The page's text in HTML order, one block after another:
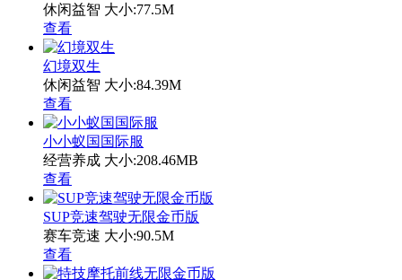
休闲益智 大小:77.5M
查看
幻境双生
休闲益智 大小:84.39M
查看
小小蚁国国际服
经营养成 大小:208.46MB
查看
SUP竞速驾驶无限金币版
赛车竞速 大小:90.5M
查看